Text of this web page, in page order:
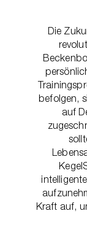
Die
befolgen,
auf
Kraft auf,